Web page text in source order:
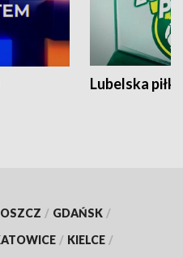
Lubelska piłka
/ GDAŃSK /
/ KIELCE /